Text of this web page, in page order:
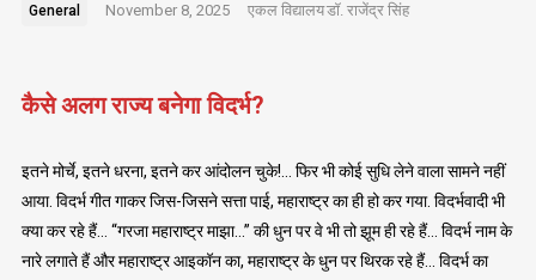
General November 8, 2025 एकल विद्यालयडॉ. राजेंद्र सिंह
कैसे अलग राज्य बनेगा विदर्भ?
इतने मोर्चे, इतने धरना, इतने कर आंदोलन चुके!… फिर भी कोई सुधि लेने वाला सामने नहीं
आया. विदर्भ गीत गाकर जिस-जिसने सत्ता पाई, महाराष्ट्र का ही हो कर गया. विदर्भवादी भी
क्या कर रहे हैं… “गरजा महाराष्ट्र माझा…” की धुन पर वे भी तो झूम ही रहे हैं… विदर्भ नाम के
नारे लगाते हैं और महाराष्ट्र आइकॉन का, महाराष्ट्र के धुन पर थिरक रहे हैं… विदर्भ का